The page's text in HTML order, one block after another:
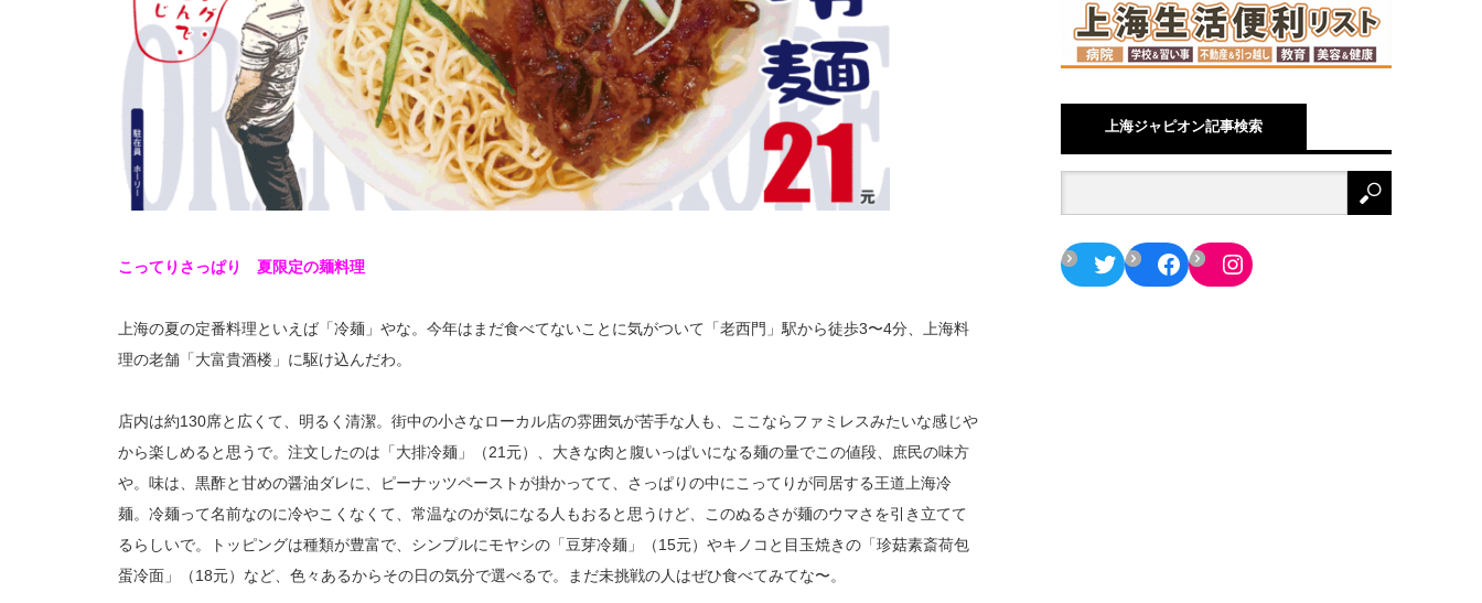
こってりさっぱり 夏限定の麺料理
上海の夏の定番料理といえば「冷麺」やな。今年はまだ食べてないことに気がついて「老西門」駅から徒歩3〜4分、上海料
理の老舗「大富貴酒楼」に駆け込んだわ。
店内は約130席と広くて、明るく清潔。街中の小さなローカル店の雰囲気が苦手な人も、ここならファミレスみたいな感じや
から楽しめると思うで。注文したのは「大排冷麺」（21元）、大きな肉と腹いっぱいになる麺の量でこの値段、庶民の味方
や。味は、黒酢と甘めの醤油ダレに、ピーナッツペーストが掛かってて、さっぱりの中にこってりが同居する王道上海冷
麺。冷麺って名前なのに冷やこくなくて、常温なのが気になる人もおると思うけど、このぬるさが麺のウマさを引き立てて
るらしいで。トッピングは種類が豊富で、シンプルにモヤシの「豆芽冷麺」（15元）やキノコと目玉焼きの「珍菇素斎荷包
蛋冷面」（18元）など、色々あるからその日の気分で選べるで。まだ未挑戦の人はぜひ食べてみてな〜。
上海ジャピオン記事検索
TwitterFacebookInstagram